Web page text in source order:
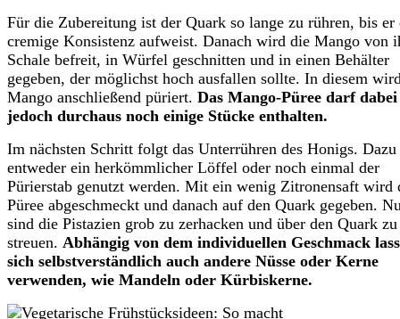
Für die Zubereitung ist der Quark so lange zu rühren, bis er
cremige Konsistenz aufweist. Danach wird die Mango von
Schale befreit, in Würfel geschnitten und in einen Behälter
gegeben, der möglichst hoch ausfallen sollte. In diesem
Mango anschließend püriert. Das Mango-Püree darf dabei
jedoch durchaus noch einige Stücke enthalten.
Im nächsten Schritt folgt das Unterrühren des Honigs. Dazu
entweder ein herkömmlicher Löffel oder noch einmal der
Pürierstab genutzt werden. Mit ein wenig Zitronensaft wird
Püree abgeschmeckt und danach auf den Quark gegeben.
sind die Pistazien grob zu zerhacken und über den Quark zu
streuen. Abhängig von dem individuellen Geschmack
sich selbstverständlich auch andere Nüsse oder Kerne
verwenden, wie Mandeln oder Kürbiskerne.